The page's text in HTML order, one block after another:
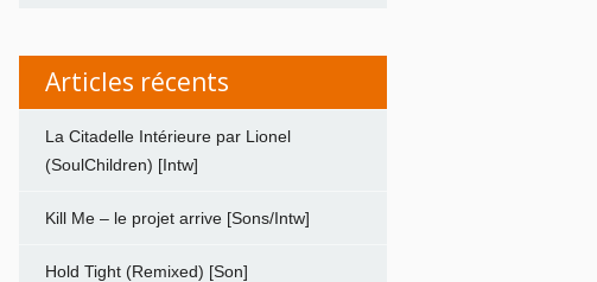
Articles récents
La Citadelle Intérieure par Lionel
(SoulChildren) [Intw]
Kill Me – le projet arrive [Sons/Intw]
Hold Tight (Remixed) [Son]